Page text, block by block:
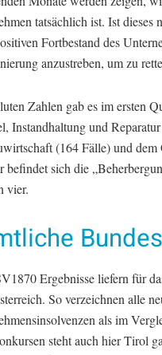
tatsächlich ist. Ist dieses
Fortbestand des
anzustreben, um zu
Zahlen gab es im ersten
Instandhaltung und
(164 Fälle) und
befindet sich die
vier.
Ergebnisse liefern für
So verzeichnen alle
als im
steht auch hier Tirol